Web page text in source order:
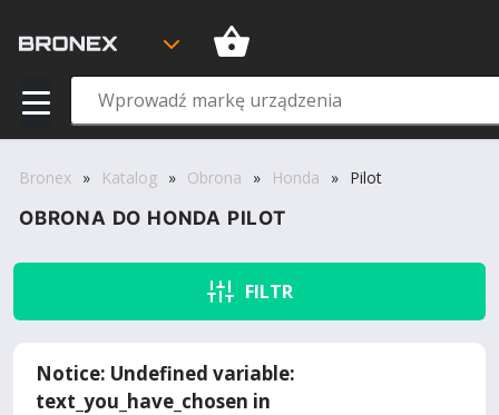
Bronex » Katalog » Obrona » Honda » Pilot
OBRONA DO HONDA PILOT
FILTR
Notice: Undefined variable:
text_you_have_chosen in